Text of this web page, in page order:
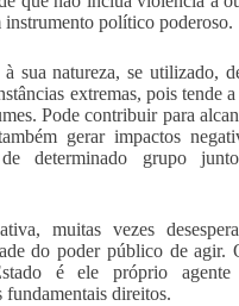
instrumento político poderoso.
sua natureza, se utilizado,
extremas, pois tende a
Pode contribuir para
gerar impactos
determinado grupo
muitas vezes
do poder público de agir.
é ele próprio agente
fundamentais direitos.